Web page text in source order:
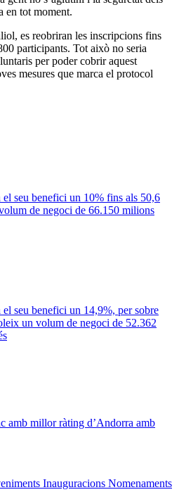
en tot moment.
es reobriran les inscripcions fins
participants. Tot això no seria
per poder cobrir aquest
mesures que marca el protocol
seu benefici un 10% fins als 50,6
de negoci de 66.150 milions
seu benefici un 14,9%, per sobre
un volum de negoci de 52.362
amb millor ràting d’Andorra amb
Inauguracions Nomenaments